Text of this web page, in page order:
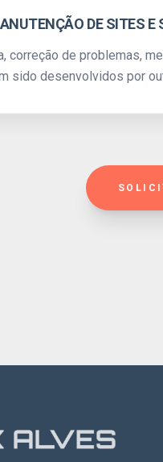
DE SITES
correção de problemas,
sido desenvolvidos por